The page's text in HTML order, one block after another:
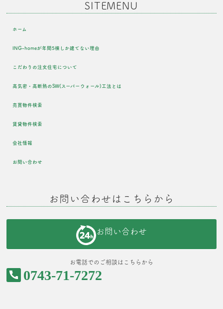
SITEMENU
ホーム
ING-homeが年間5棟しか建てない理由
こだわりの注文住宅について
高気密・高断熱のSW(スーパーウォール)工法とは
売買物件検索
賃貸物件検索
会社情報
お問い合わせ
お問い合わせはこちらから
お問い合わせ
お電話でのご相談はこちらから
0743-71-7272